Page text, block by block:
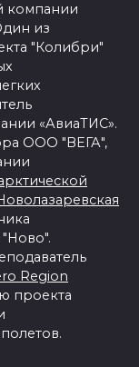
компании
из
"Колибри"
«АвиаТИС».
ООО "ВЕГА",
Region
проекта